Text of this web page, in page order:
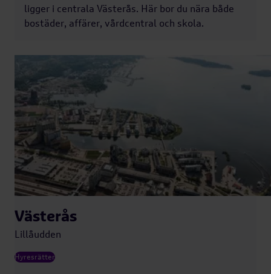
ligger i centrala Västerås. Här bor du nära både
bostäder, affärer, vårdcentral och skola.
Västerås
Lillåudden
Hyresrätter